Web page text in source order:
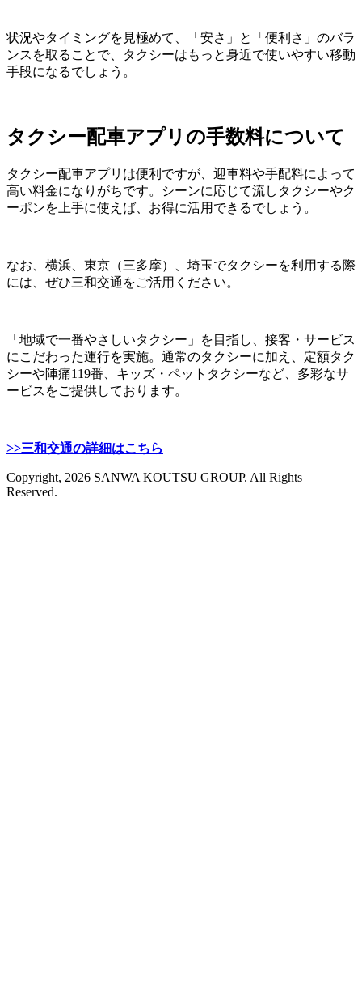
状況やタイミングを見極めて、「安さ」と「便利さ」のバラ
ンスを取ることで、タクシーはもっと身近で使いやすい移動
手段になるでしょう。
タクシー配車アプリの手数料について
タクシー配車アプリは便利ですが、迎車料や手配料によって
高い料金になりがちです。シーンに応じて流しタクシーやク
ーポンを上手に使えば、お得に活用できるでしょう。
なお、横浜、東京（三多摩）、埼玉でタクシーを利用する際
には、ぜひ三和交通をご活用ください。
「地域で一番やさしいタクシー」を目指し、接客・サービス
にこだわった運行を実施。通常のタクシーに加え、定額タク
シーや陣痛119番、キッズ・ペットタクシーなど、多彩なサ
ービスをご提供しております。
>>三和交通の詳細はこちら
Copyright, 2026 SANWA KOUTSU GROUP. All Rights
Reserved.